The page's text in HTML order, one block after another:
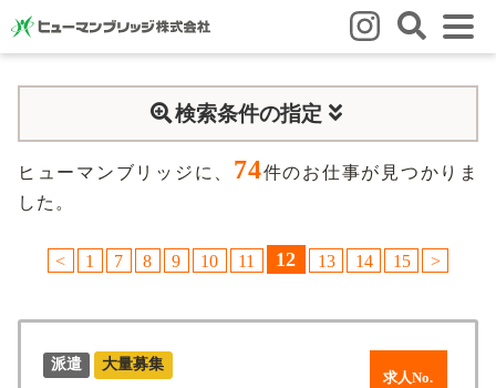
はじめての方
3つの強み いろいろな働き方
就業までの流れ HBのイイネ！
人材育成 福利厚生 お悩み相談窓口 eラーニング
会社概要
検索条件の指定
ヒューマンブリッジに、 74件のお仕事が見つかりま
した。
< 1 7 8 9 10 11 12 13 14 15 >
求人No.
派遣 大量募集